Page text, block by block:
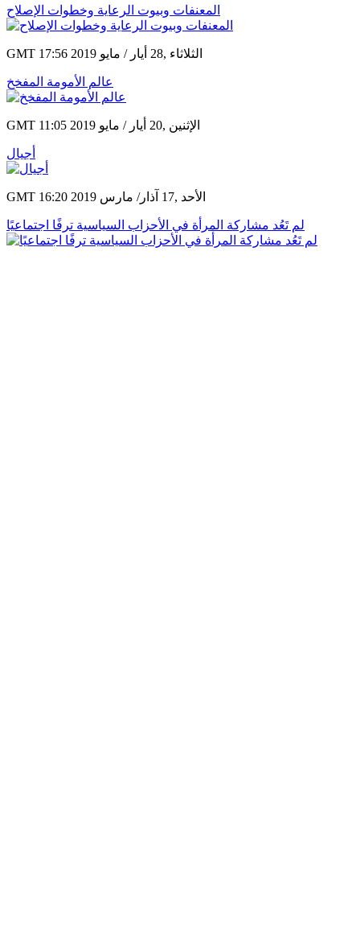
المعنفات وبيوت الرعاية وخطوات الإصلاح
GMT 17:56 2019 الثلاثاء ,28 أيار / مايو
عالم الأمومة المفخخ
GMT 11:05 2019 الإثنين ,20 أيار / مايو
أجيال
GMT 16:20 2019 الأحد ,17 آذار/ مارس
لم تَعُد مشاركة المرأة في الأحزاب السياسية ترفًا اجتماعيًا